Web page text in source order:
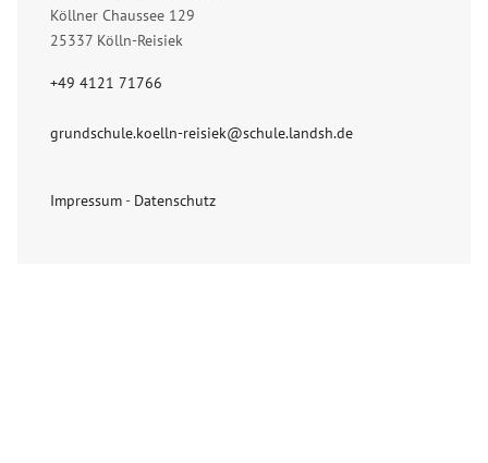
Köllner Chaussee 129
25337 Kölln-Reisiek
+49 4121 71766
grundschule.koelln-reisiek@schule.landsh.de
Impressum- Datenschutz